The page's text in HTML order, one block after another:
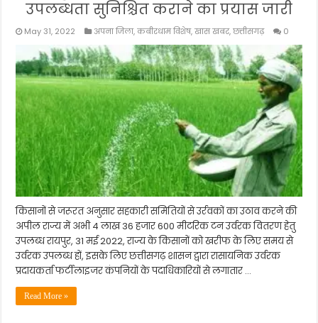
उपलब्धता सुनिश्चित कराने का प्रयास जारी
May 31, 2022 अपना जिला,कबीरधाम विशेष,खास खबर,छत्तीसगढ़ 0
किसानों से जरूरत अनुसार सहकारी समितियों से उर्रवकों का उठाव करने की
अपील राज्य में अभी 4 लाख 36 हजार 600 मीटरिक टन उर्वरक वितरण हेतु
उपलब्ध रायपुर, 31 मई 2022, राज्य के किसानों को खरीफ के लिए समय से
उर्वरक उपलब्ध हों, इसके लिए छत्तीसगढ़ शासन द्वारा रासायनिक उर्वरक
प्रदायकर्ता फर्टीलाइजर कंपनियों के पदाधिकारियों से लगातार …
Read More »